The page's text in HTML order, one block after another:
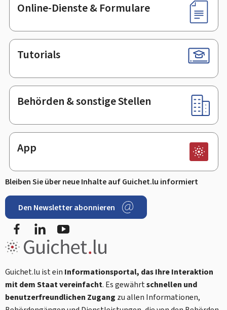
Online-Dienste & Formulare
Tutorials
Behörden & sonstige Stellen
App
Bleiben Sie über neue Inhalte auf Guichet.lu informiert
Den Newsletter abonnieren
FacebookLinkedIn
Guichet.lu ist ein Informationsportal, das Ihre Interaktion
mit dem Staat vereinfacht. Es gewährtschnellen und
benutzerfreundlichen Zugang zu allen Informationen,